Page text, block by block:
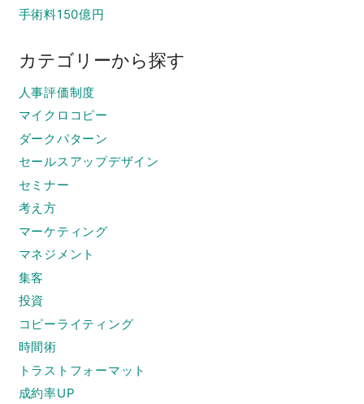
手術料150億円
カテゴリーから探す
人事評価制度
マイクロコピー
ダークパターン
セールスアップデザイン
セミナー
考え方
マーケティング
マネジメント
集客
投資
コピーライティング
時間術
トラストフォーマット
成約率UP